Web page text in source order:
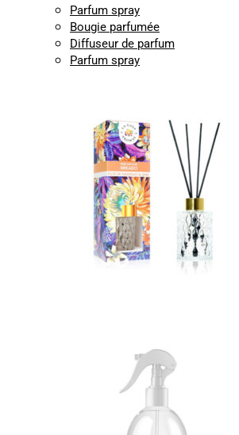
Parfum spray
Bougie parfumée
Diffuseur de parfum
Parfum spray